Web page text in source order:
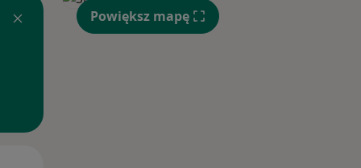
Powiększ mapę